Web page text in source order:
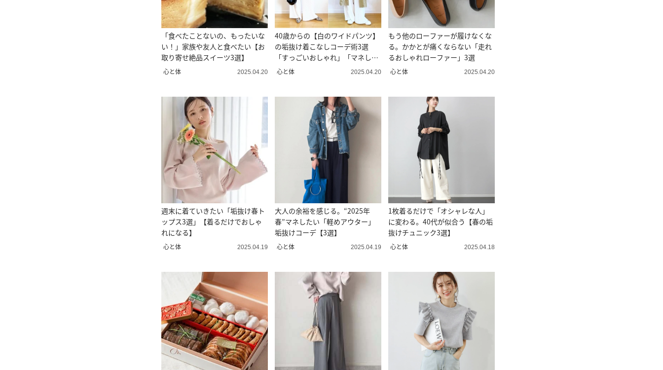
「食べたことないの、もったいな
い！」家族や友人と食べたい【お
取り寄せ絶品スイーツ3選】
心と体 2025.04.20
40歳からの【白のワイドパンツ】
の垢抜け着こなしコーデ術3選
「すっごいおしゃれ」「マネしま
す」
心と体 2025.04.20
もう他のローファーが履けなくな
る。かかとが痛くならない「走れ
るおしゃれローファー」3選
心と体 2025.04.20
週末に着ていきたい「垢抜け春ト
ップス3選」【着るだけでおしゃ
れになる】
心と体 2025.04.19
大人の余裕を感じる。“2025年
春”マネしたい「軽めアウター」
垢抜けコーデ【3選】
心と体 2025.04.19
1枚着るだけで「オシャレな人」
に変わる。40代が似合う【春の垢
抜けチュニック3選】
心と体 2025.04.18